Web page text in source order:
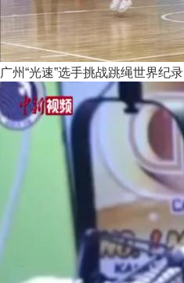
广州“光速”选手挑战跳绳世界纪录